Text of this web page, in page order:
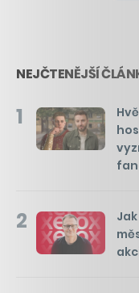
NEJČTENĚJŠÍ
1
2